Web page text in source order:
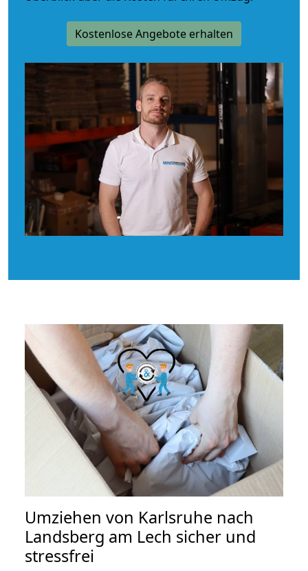
Kostenlose Angebote erhalten
Umziehen von Karlsruhe nach
Landsberg am Lech sicher und
stressfrei